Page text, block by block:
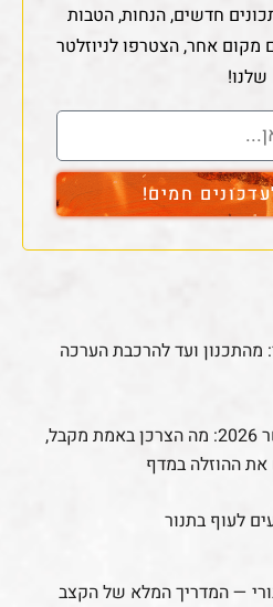
חדשים, הנחות, הטבות
אחר, הצטרפו לניוזלטר
שלנו!
חמים!
מהתכנון ועד להרכבת הערכה
רפורמת הבשר 2026: מה הצרכן באמת מקבל,
ההוזלה במדף
לעוף בתנור
— המדריך המלא של הקצב